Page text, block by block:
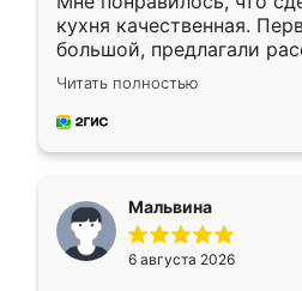
кухня качественная.
большой, предлагали
Ждал меньше месяца,
руками. По цене вышло
Рекомендую!
Читать полностью
Мальвина
6 августа 2026